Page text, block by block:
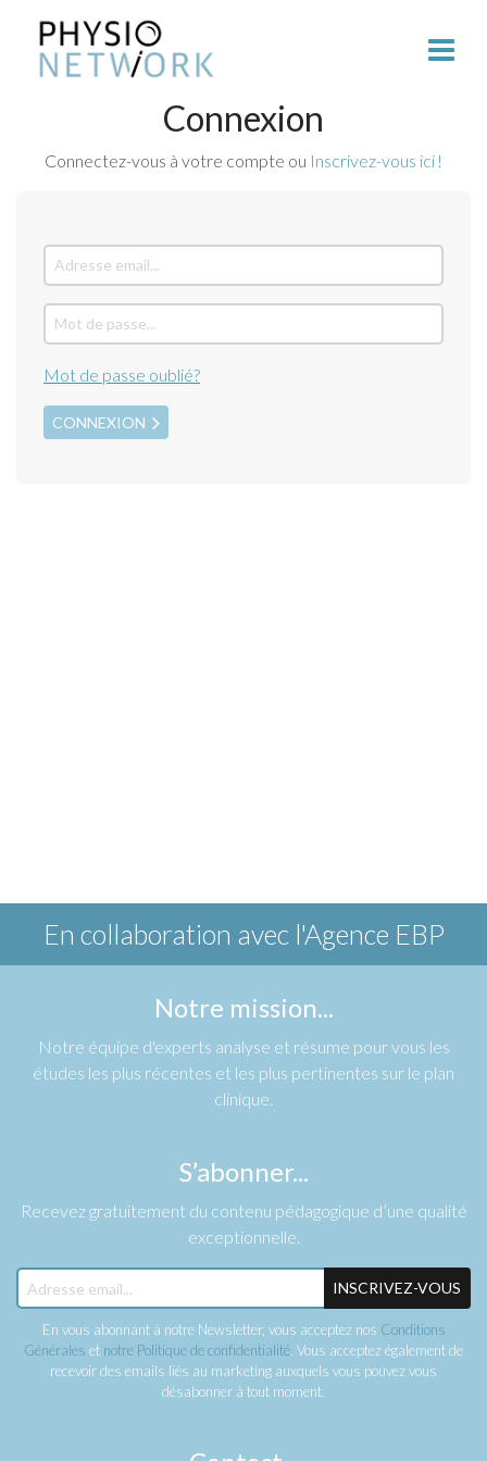
Connexion
Connectez-vous à votre compte ou Inscrivez-vous ici !
Mot de passe oublié?
CONNEXION
En collaboration avec l'Agence EBP
Notre mission...
Notre équipe d'experts analyse et résume pour vous les
études les plus récentes et les plus pertinentes sur le plan
clinique.
S’abonner...
Recevez gratuitement du contenu pédagogique d’une qualité
exceptionnelle.
INSCRIVEZ-VOUS
En vous abonnant à notre Newsletter, vous acceptez nos Conditions
Générales et notre Politique de confidentialité. Vous acceptez également de
recevoir des emails liés au marketing auxquels vous pouvez vous
désabonner à tout moment.